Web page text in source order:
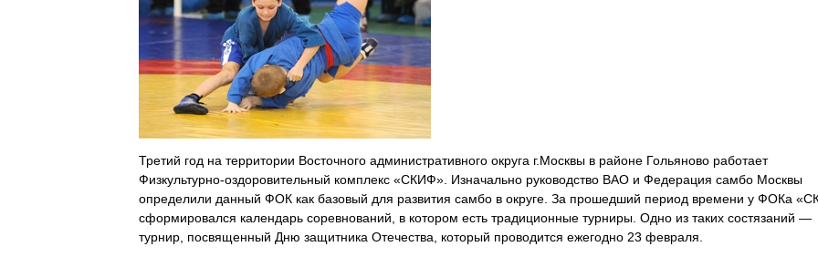
Третий год на территории Восточного административного округа г.Москвы в районе Гольяново работает
Физкультурно-оздоровительный комплекс «СКИФ». Изначально руководство ВАО и Федерация самбо Москвы
определили данный ФОК как базовый для развития самбо в округе. За прошедший период времени у ФОКа
сформировался календарь соревнований, в котором есть традиционные турниры. Одно из таких состязаний —
турнир, посвященный Дню защитника Отечества, который проводится ежегодно 23 февраля.